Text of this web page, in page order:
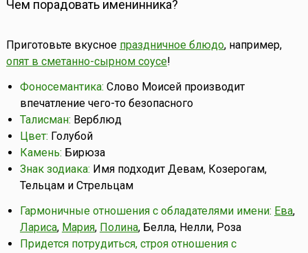
Чем порадовать именинника?
Приготовьте вкусное праздничное блюдо, например,
опят в сметанно-сырном соусе!
Фоносемантика: Слово Моисей производит
впечатление чего-то безопасного
Талисман: Верблюд
Цвет: Голубой
Камень: Бирюза
Знак зодиака: Имя подходит Девам, Козерогам,
Тельцам и Стрельцам
Гармоничные отношения с обладателями имени: Ева,
Лариса, Мария, Полина, Белла, Нелли, Роза
Придется потрудиться, строя отношения с